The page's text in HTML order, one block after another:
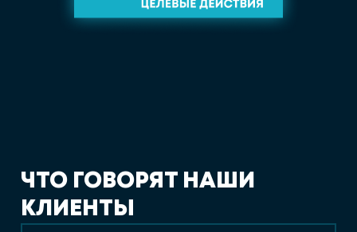
Ч ТО ГОВОРЯ Т Н АШ И
КЛ И Е Н Т Ы